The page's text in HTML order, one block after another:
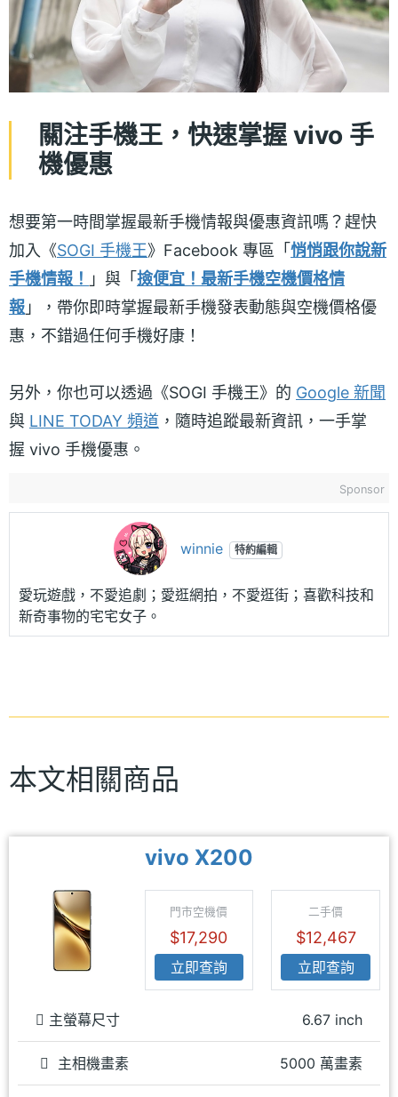
關注手機王，快速掌握 vivo 手
機優惠
想要第一時間掌握最新手機情報與優惠資訊嗎？趕快
加入《SOGI 手機王》Facebook 專區「悄悄跟你說新
手機情報！ 」與「撿便宜！最新手機空機價格情
報 」，帶你即時掌握最新手機發表動態與空機價格優
惠，不錯過任何手機好康！
另外，你也可以透過《SOGI 手機王》的 Google 新聞
與 LINE TODAY 頻道 ，隨時追蹤最新資訊，一手掌
握 vivo 手機優惠。
Sponsor
winnie 特約編輯
愛玩遊戲，不愛追劇；愛逛網拍，不愛逛街；喜歡科技和
新奇事物的宅宅女子。
本文相關商品
vivo X200
門市空機價
$17,290
立即查詢
二手價
$12,467
立即查詢
主螢幕尺寸 6.67 inch
主相機畫素 5000 萬畫素